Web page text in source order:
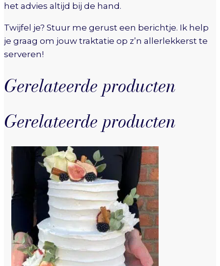
het advies altijd bij de hand.
Twijfel je? Stuur me gerust een berichtje. Ik help
je graag om jouw traktatie op z’n allerlekkerst te
serveren!
Gerelateerde producten
Gerelateerde producten